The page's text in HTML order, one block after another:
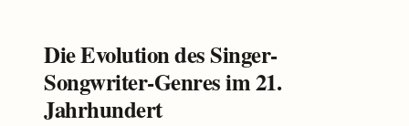
Die Evolution des Singer-
Songwriter-Genres im 21.
Jahrhundert